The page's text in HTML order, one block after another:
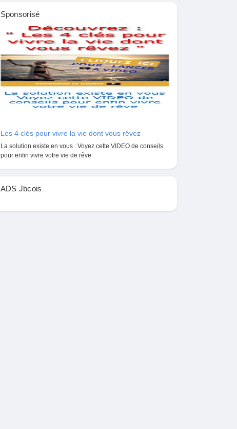
Sponsorisé
Les 4 clés pour vivre la vie dont vous rêvez
La solution existe en vous : Voyez cette VIDEO de conseils
pour enfin vivre votre vie de rêve
ADS Jbcois